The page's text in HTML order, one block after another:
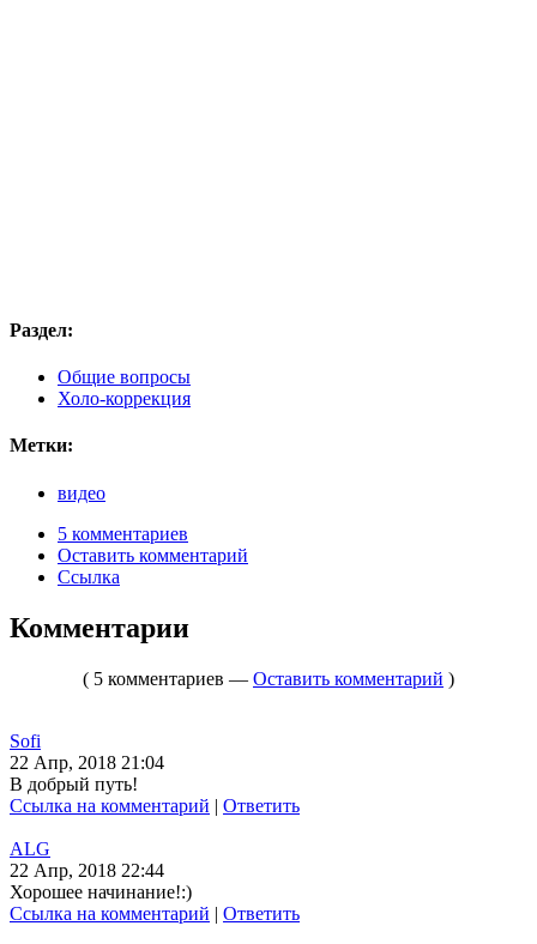
Раздел:
Общие вопросы
Холо-коррекция
Метки:
видео
5 комментариев
Оставить комментарий
Ссылка
Комментарии
( 5 комментариев — Оставить комментарий )
Sofi
22 Апр, 2018 21:04
В добрый путь!
Ссылка на комментарий | Ответить
ALG
22 Апр, 2018 22:44
Хорошее начинание!:)
Ссылка на комментарий | Ответить